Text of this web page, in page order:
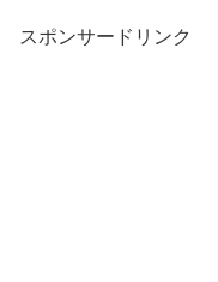
スポンサードリンク